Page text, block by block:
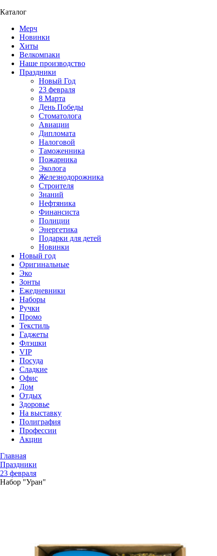
Каталог
Мерч
Новинки
Хиты
Велкомпаки
Наше производство
Праздники
Новый Год
23 февраля
8 Марта
День Победы
Cтоматолога
Авиации
Дипломата
Налоговой
Таможенника
Пожарника
Эколога
Железнодорожника
Строителя
Знаний
Нефтяника
Финансиста
Полиции
Энергетика
Подарки для детей
Новинки
Новый год
Оригинальные
Эко
Зонты
Ежедневники
Наборы
Ручки
Промо
Текстиль
Гаджеты
Флэшки
VIP
Посуда
Сладкие
Офис
Дом
Отдых
Здоровье
На выставку
Полиграфия
Профессии
Акции
Главная
Праздники
23 февраля
Набор "Уран"